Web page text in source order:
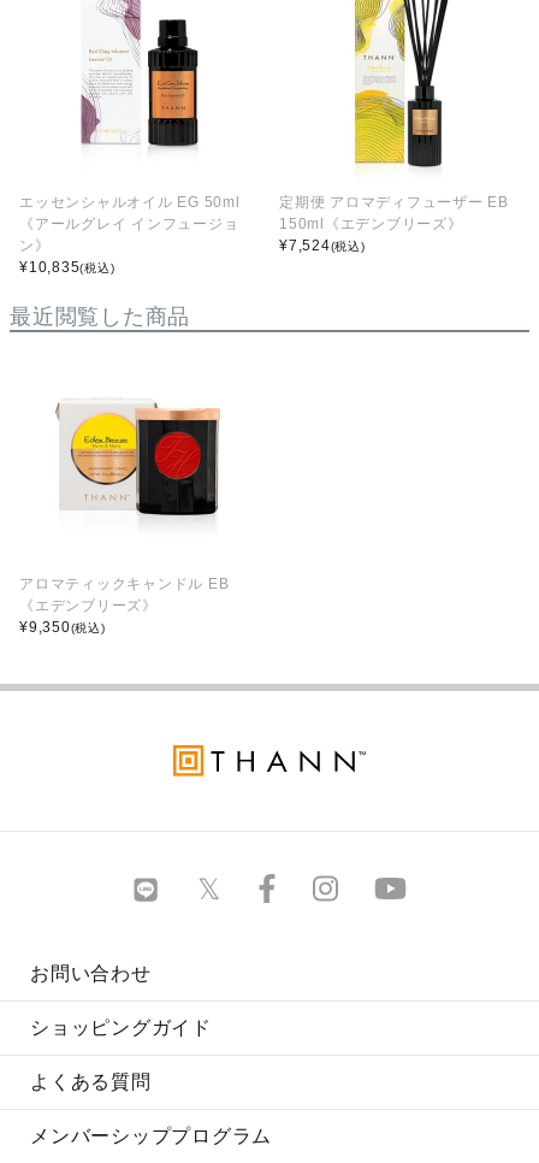
エッセンシャルオイル EG 50ml
《アールグレイ インフュージョ
ン》
¥10,835(税込)
定期便 アロマディフューザー EB
150ml《エデンブリーズ》
¥7,524(税込)
最近閲覧した商品
アロマティックキャンドル EB
《エデンブリーズ》
¥9,350(税込)
お問い合わせ
ショッピングガイド
よくある質問
メンバーシッププログラム